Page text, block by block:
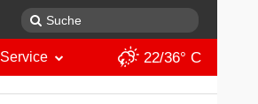
Service 22/36° C